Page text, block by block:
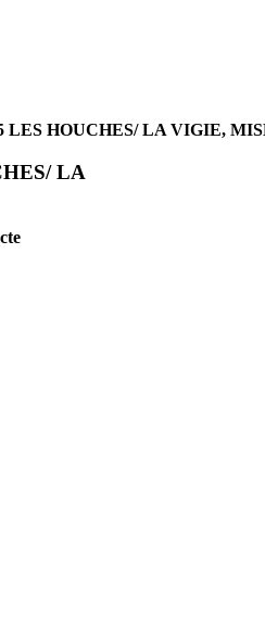
HOUCHES/ LA VIGIE,
LA